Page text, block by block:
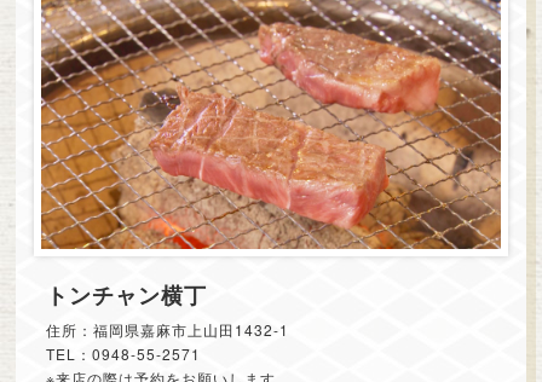
トンチャン横丁
住所：福岡県嘉麻市上山田1432-1
TEL：0948-55-2571
※来店の際は予約をお願いします